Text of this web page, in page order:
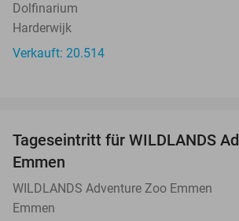
Dolfinarium
Harderwijk
Verkauft: 20.514
Tageseintritt für WILDLANDS
Emmen
WILDLANDS Adventure Zoo Emmen
Emmen